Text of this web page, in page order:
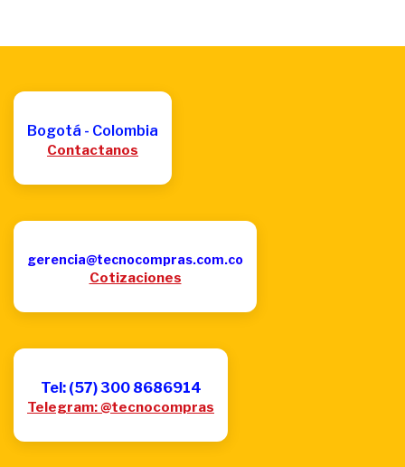
Bogotá - Colombia
Contactanos
gerencia@tecnocompras.com.co
Cotizaciones
Tel: (57) 300 8686914
Telegram: @tecnocompras